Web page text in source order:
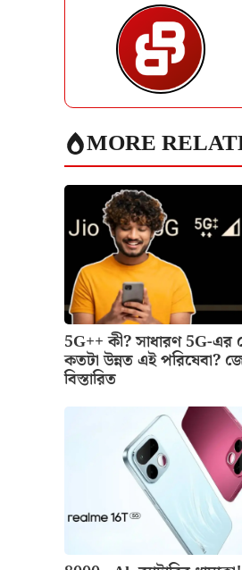
MORE
5G++ কী? সাধারণ 5G-এর
কতটা উন্নত এই পরিষেবা?
বিস্তারিত